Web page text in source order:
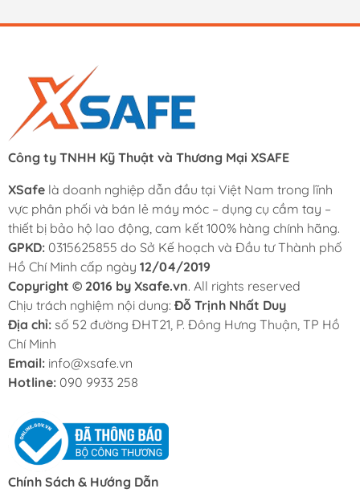
Công ty TNHH Kỹ Thuật và Thương Mại XSAFE
XSafe là doanh nghiệp dẫn đầu tại Việt Nam trong lĩnh
vực phân phối và bán lẻ máy móc – dụng cụ cầm tay –
thiết bị bảo hộ lao động, cam kết 100% hàng chính hãng.
GPKD: 0315625855 do Sở Kế hoạch và Đầu tư Thành phố
Hồ Chí Minh cấp ngày 12/04/2019
Copyright © 2016 by Xsafe.vn. All rights reserved
Chịu trách nghiệm nội dung: Đỗ Trịnh Nhất Duy
Địa chỉ: số 52 đường ĐHT21, P. Đông Hưng Thuận, TP Hồ
Chí Minh
Email: info@xsafe.vn
Hotline: 090 9933 258
Chính Sách & Hướng Dẫn